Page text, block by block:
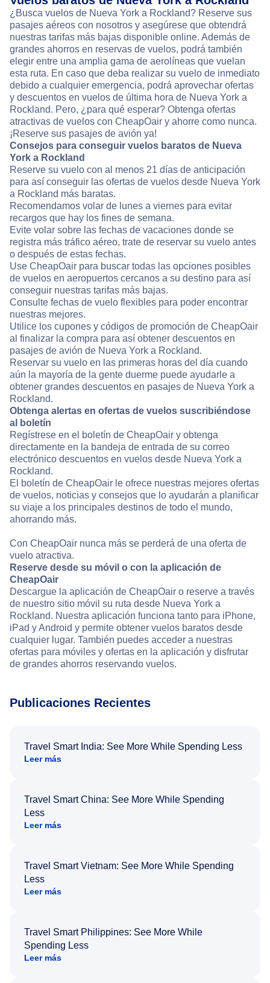
¿Busca vuelos de Nueva York a Rockland? Reserve sus
pasajes aéreos con nosotros y asegúrese que obtendrá
nuestras tarifas más bajas disponible online. Además de
grandes ahorros en reservas de vuelos, podrá también
elegir entre una amplia gama de aerolíneas que vuelan
esta ruta. En caso que deba realizar su vuelo de inmediato
debido a cualquier emergencia, podrá aprovechar ofertas
y descuentos en vuelos de última hora de Nueva York a
Rockland. Pero, ¿para qué esperar? Obtenga ofertas
atractivas de vuelos con CheapOair y ahorre como nunca.
¡Reserve sus pasajes de avión ya!
Consejos para conseguir vuelos baratos de Nueva
York a Rockland
Reserve su vuelo con al menos 21 días de anticipación
para así conseguir las ofertas de vuelos desde Nueva York
a Rockland más baratas.
Recomendamos volar de lunes a viernes para evitar
recargos que hay los fines de semana.
Evite volar sobre las fechas de vacaciones donde se
registra más tráfico aéreo, trate de reservar su vuelo antes
o después de estas fechas.
Use CheapOair para buscar todas las opciones posibles
de vuelos en aeropuertos cercanos a su destino para así
conseguir nuestras tarifas más bajas.
Consulte fechas de vuelo flexibles para poder encontrar
nuestras mejores.
Utilice los cupones y códigos de promoción de CheapOair
al finalizar la compra para así obtener descuentos en
pasajes de avión de Nueva York a Rockland.
Reservar su vuelo en las primeras horas del día cuando
aún la mayoría de la gente duerme puede ayudarle a
obtener grandes descuentos en pasajes de Nueva York a
Rockland.
Obtenga alertas en ofertas de vuelos suscribiéndose
al boletín
Regístrese en el boletín de CheapOair y obtenga
directamente en la bandeja de entrada de su correo
electrónico descuentos en vuelos desde Nueva York a
Rockland.
El boletín de CheapOair le ofrece nuestras mejores ofertas
de vuelos, noticias y consejos que lo ayudarán a planificar
su viaje a los principales destinos de todo el mundo,
ahorrando más.
Con CheapOair nunca más se perderá de una oferta de
vuelo atractiva.
Reserve desde su móvil o con la aplicación de
CheapOair
Descargue la aplicación de CheapOair o reserve a través
de nuestro sitio móvil su ruta desde Nueva York a
Rockland. Nuestra aplicación funciona tanto para iPhone,
iPad y Android y permite obtener vuelos baratos desde
cualquier lugar. También puedes acceder a nuestras
ofertas para móviles y ofertas en la aplicación y disfrutar
de grandes ahorros reservando vuelos.
Publicaciones Recientes
Travel Smart India: See More While Spending Less
Leer más
Travel Smart China: See More While Spending
Less
Leer más
Travel Smart Vietnam: See More While Spending
Less
Leer más
Travel Smart Philippines: See More While
Spending Less
Leer más